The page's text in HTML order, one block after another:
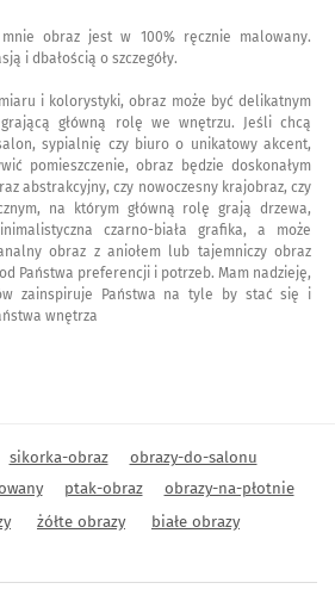
obraz jest w 100% ręcznie malowany.
i dbałością o szczegóły.
i kolorystyki, obraz może być delikatnym
główną rolę we wnętrzu. Jeśli chcą
sypialnię czy biuro o unikatowy akcent,
pomieszczenie, obraz będzie doskonałym
abstrakcyjny, czy nowoczesny krajobraz, czy
na którym główną rolę grają drzewa,
czarno-biała grafika, a może
obraz z aniołem lub tajemniczy obraz
Państwa preferencji i potrzeb. Mam nadzieję,
zainspiruje Państwa na tyle by stać się i
wnętrza
sikorka-obraz
obrazy-do-salonu
ptak-obraz
obrazy-na-płotnie
żółte obrazy białe obrazy